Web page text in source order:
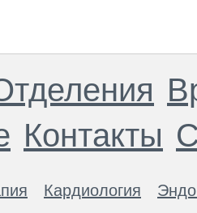
Контакты
Кардиология